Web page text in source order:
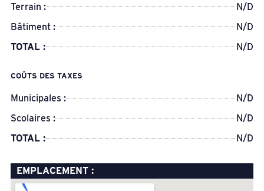
Terrain :
N/D
Bâtiment :
N/D
TOTAL :
N/D
COÛTS DES TAXES
Municipales :
N/D
Scolaires :
N/D
TOTAL :
N/D
EMPLACEMENT :